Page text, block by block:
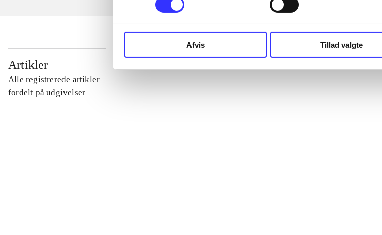
Afvis Tillad valgte
Artikler
Alle registrerede artikler
fordelt på udgivelser
...